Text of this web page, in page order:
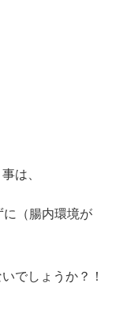
は、
に（腸内環境が
でしょうか？！